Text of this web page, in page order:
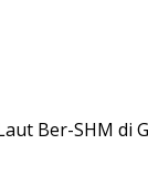
Ber-SHM di